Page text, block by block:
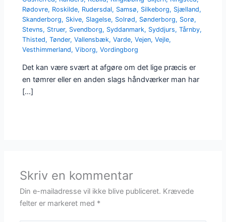
Rødovre, Roskilde, Rudersdal, Samsø, Silkeborg, Sjælland,
Skanderborg, Skive, Slagelse, Solrød, Sønderborg, Sorø,
Stevns, Struer, Svendborg, Syddanmark, Syddjurs,Tårnby,
Thisted,Tønder,Vallensbæk,Varde,Vejen,Vejle,
Vesthimmerland,Viborg,Vordingborg
Det kan være svært at afgøre om det lige præcis er
en tømrer eller en anden slags håndværker man har
[…]
Skriv en kommentar
Din e-mailadresse vil ikke blive publiceret. Krævede
felter er markeret med *